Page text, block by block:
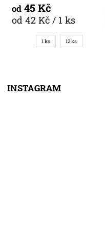
od 45 Kč
od 42 Kč / 1 ks
1 ks 12 ks
INSTAGRAM